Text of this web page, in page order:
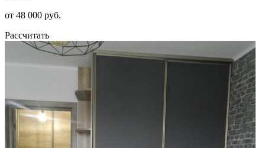
от 48 000 руб.
Рассчитать